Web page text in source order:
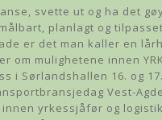
svette ut og ha det
planlagt og
er det man kaller en
om mulighetene innen
i Sørlandshallen 16. og
Vest-
yrkessjåfør og